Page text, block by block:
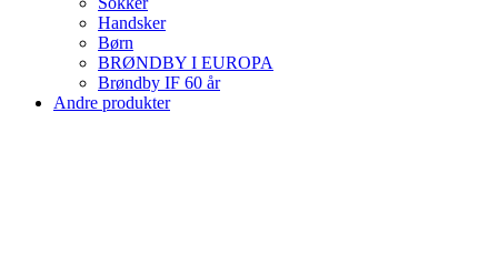
Handsker
Børn
BRØNDBY I EUROPA
Brøndby IF 60 år
Andre produkter